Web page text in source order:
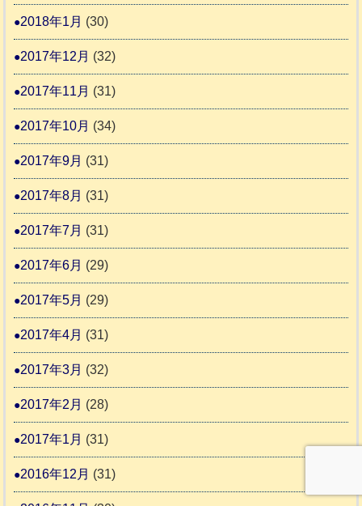
2018年1月 (30)
2017年12月 (32)
2017年11月 (31)
2017年10月 (34)
2017年9月 (31)
2017年8月 (31)
2017年7月 (31)
2017年6月 (29)
2017年5月 (29)
2017年4月 (31)
2017年3月 (32)
2017年2月 (28)
2017年1月 (31)
2016年12月 (31)